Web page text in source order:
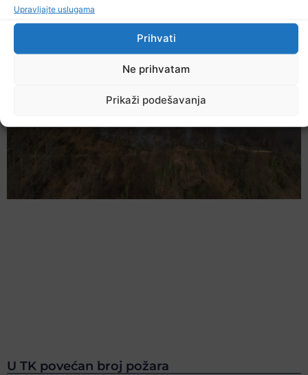
Upravljajte uslugama
Prihvati
Ne prihvatam
Prikaži podešavanja
U TK povećan broj požara